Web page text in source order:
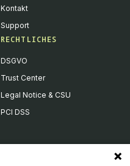
Kontakt
Support
RECHTLICHES
DSGVO
Trust Center
Legal Notice & CSU
PCI DSS